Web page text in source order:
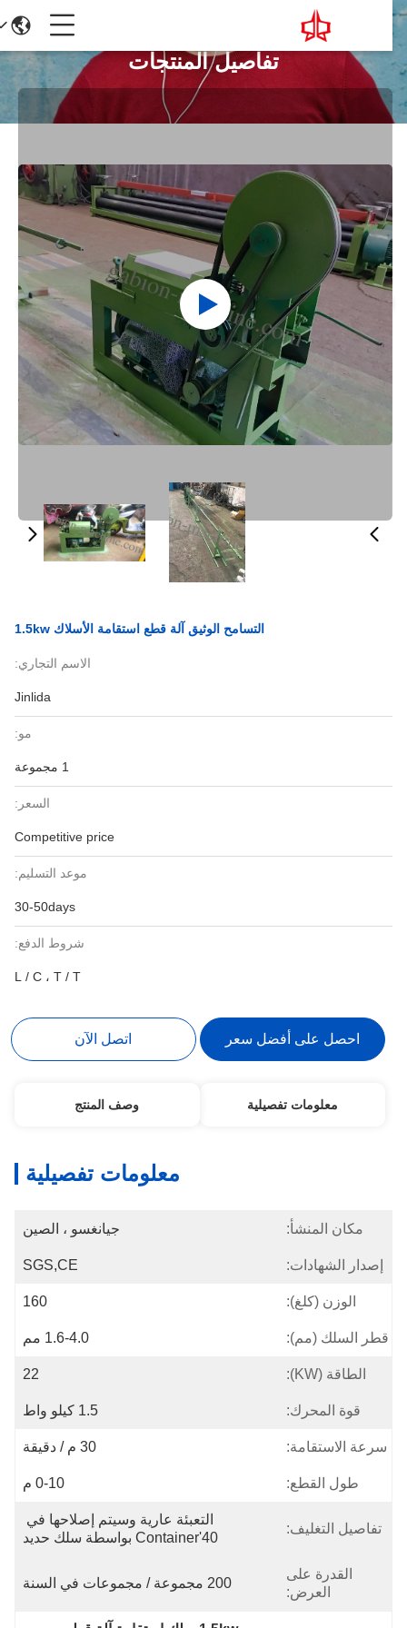
تفاصيل المنتجات
التسامح الوثيق آلة قطع استقامة الأسلاك 1.5kw
الاسم التجاري:
Jinlida
مو:
السعر:
Competitive price
موعد التسليم:
30-50days
شروط الدفع:
L / C ، T / T
احصل على أفضل سعر اتصل الآن
معلومات تفصيلية وصف المنتج
معلومات تفصيلية
مكان المنشأ: جيانغسو ، الصين
إصدار الشهادات: SGS,CE
الوزن (كلغ): 160
قطر السلك (مم): 1.6-4.0 مم
الطاقة (KW): 22
قوة المحرك: 1.5 كيلو واط
سرعة الاستقامة: 30 م / دقيقة
طول القطع: 0-10 م
تفاصيل التغليف:
40'container بواسطة سلك حديد
القدرة على
العرض:
200 مجموعة / مجموعات في السنة